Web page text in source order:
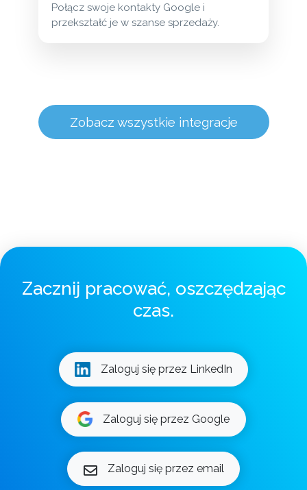
Połącz swoje kontakty Google i
przekształć je w szanse sprzedaży.
Zobacz wszystkie integracje
Zacznij pracować, oszczędzając
czas.
Zaloguj się przez LinkedIn
Zaloguj się przez Google
Zaloguj się przez email